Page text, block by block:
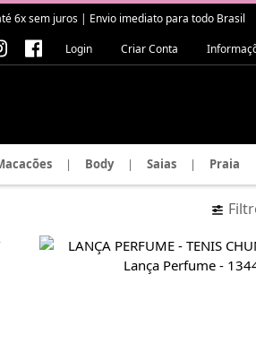
6x sem juros | Envio imediato para todo Brasil
Criar Conta
Login
| Body | Saias | Praia